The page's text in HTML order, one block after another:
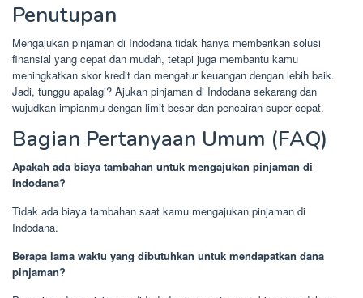
Penutupan
Mengajukan pinjaman di Indodana tidak hanya memberikan solusi
finansial yang cepat dan mudah, tetapi juga membantu kamu
meningkatkan skor kredit dan mengatur keuangan dengan lebih baik.
Jadi, tunggu apalagi? Ajukan pinjaman di Indodana sekarang dan
wujudkan impianmu dengan limit besar dan pencairan super cepat.
Bagian Pertanyaan Umum (FAQ)
Apakah ada biaya tambahan untuk mengajukan pinjaman di
Indodana?
Tidak ada biaya tambahan saat kamu mengajukan pinjaman di
Indodana.
Berapa lama waktu yang dibutuhkan untuk mendapatkan dana
pinjaman?